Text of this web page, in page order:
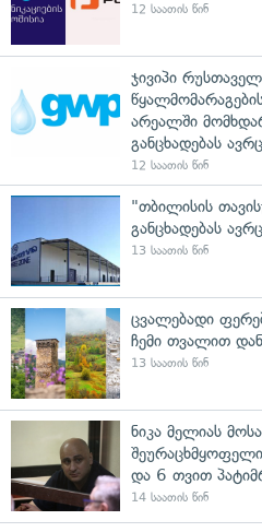
12 საათის წინ
ჯივიპი
არეალში
განცხადებას
12 საათის წინ
"თბილისის
განცხადებას
13 საათის წინ
ცვალებადი
ჩემი თვალით
13 საათის წინ
ნიკა მელიას
და 6 თვით
14 საათის წინ